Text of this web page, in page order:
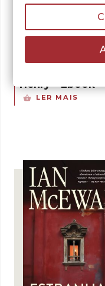
Ian McEwan
Henry – Ebook
LER MAIS